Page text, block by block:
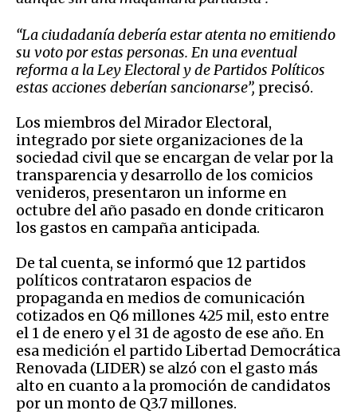
“La ciudadanía debería estar atenta no emitiendo
su voto por estas personas. En una eventual
reforma a la Ley Electoral y de Partidos Políticos
estas acciones deberían sancionarse”, precisó.
Los miembros del Mirador Electoral,
integrado por siete organizaciones de la
sociedad civil que se encargan de velar por la
transparencia y desarrollo de los comicios
venideros, presentaron un informe en
octubre del año pasado en donde criticaron
los gastos en campaña anticipada.
De tal cuenta, se informó que 12 partidos
políticos contrataron espacios de
propaganda en medios de comunicación
cotizados en Q6 millones 425 mil, esto entre
el 1 de enero y el 31 de agosto de ese año. En
esa medición el partido Libertad Democrática
Renovada (LIDER) se alzó con el gasto más
alto en cuanto a la promoción de candidatos
por un monto de Q3.7 millones.